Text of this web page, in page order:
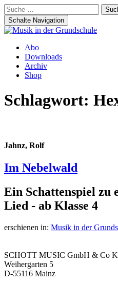
Suche
nach:
Schalte Navigation
Zum
Inhalt
springen
Abo
Downloads
Archiv
Shop
Schlagwort:
Jahnz, Rolf
Im Nebelwald
Ein Schattenspiel zu
Lied - ab Klasse 4
erschienen in: Musik in der
SCHOTT MUSIC GmbH & Co
Weihergarten 5
D-55116 Mainz